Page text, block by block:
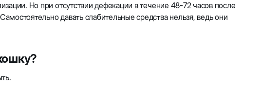
Но при отсутствии дефекации в течение 48-72 часов после
давать слабительные средства нельзя, ведь они